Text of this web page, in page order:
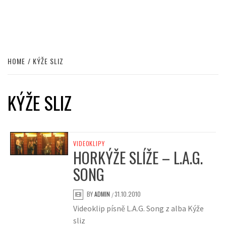
HOME KÝŽE SLIZ
KÝŽE SLIZ
VIDEOKLIPY
HORKÝŽE SLÍŽE – L.A.G.
SONG
BYADMIN /31.10.2010
Videoklip písně L.A.G. Song z alba Kýže
sliz